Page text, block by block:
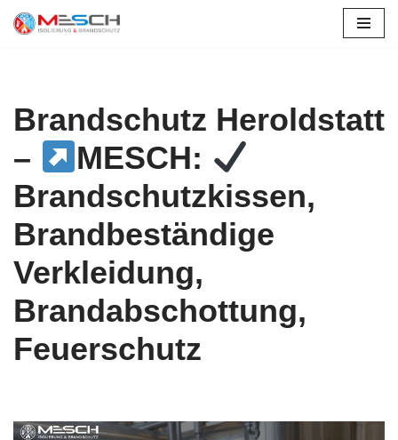
Brandschutz Heroldstatt
–
MESCH:
Brandschutzkissen,
Brandbeständige
Verkleidung,
Brandabschottung,
Feuerschutz